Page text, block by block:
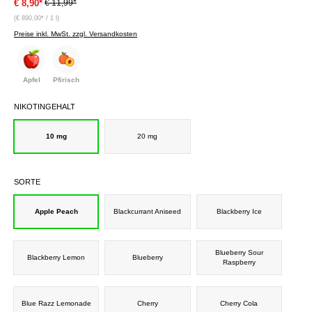
€ 8,90* € 11,99*
(€ 890,00* / 1 l)
Preise inkl. MwSt. zzgl. Versandkosten
Apfel Pfirisch
NIKOTINGEHALT
10 mg 20 mg
SORTE
Apple Peach Blackcurrant Aniseed Blackberry Ice
Blackberry Lemon Blueberry
Blueberry Sour
Raspberry
Blue Razz Lemonade Cherry Cherry Cola